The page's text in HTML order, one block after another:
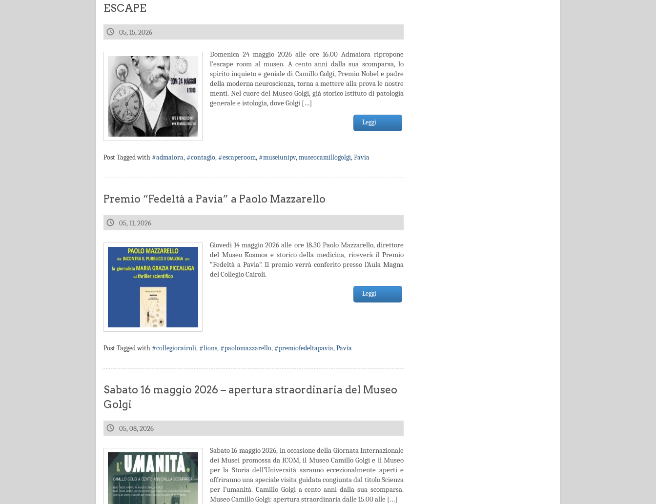
ESCAPE
05, 15, 2026
Domenica 24 maggio 2026 alle ore 16.00 Admaiora ripropone
l’escape room al museo. A cento anni dalla sua scomparsa, lo
spirito inquieto e geniale di Camillo Golgi, Premio Nobel e padre
della moderna neuroscienza, torna a mettere alla prova le nostre
menti. Nel cuore del Museo Golgi, già storico Istituto di patologia
generale e istologia, dove Golgi […]
Leggi
Post Tagged with#admaiora,#contagio,#escaperoom,#museiunipv,museocamillogolgi,Pavia
Premio “Fedeltà a Pavia” a Paolo Mazzarello
05, 11, 2026
Giovedì 14 maggio 2026 alle ore 18.30 Paolo Mazzarello, direttore
del Museo Kosmos e storico della medicina, riceverà il Premio
“Fedeltà a Pavia“. Il premio verrà conferito presso l’Aula Magna
del Collegio Cairoli.
Leggi
Post Tagged with#collegiocairoli,#lions,#paolomazzarello,#premiofedeltapavia,Pavia
Sabato 16 maggio 2026 – apertura straordinaria del Museo
Golgi
05, 08, 2026
Sabato 16 maggio 2026, in occasione della Giornata Internazionale
dei Musei promossa da ICOM, il Museo Camillo Golgi e il Museo
per la Storia dell’Università saranno eccezionalmente aperti e
offriranno una speciale visita guidata congiunta dal titolo Scienza
per l’umanità. Camillo Golgi a cento anni dalla sua scomparsa.
Museo Camillo Golgi: apertura straordinaria dalle 15.00 alle […]